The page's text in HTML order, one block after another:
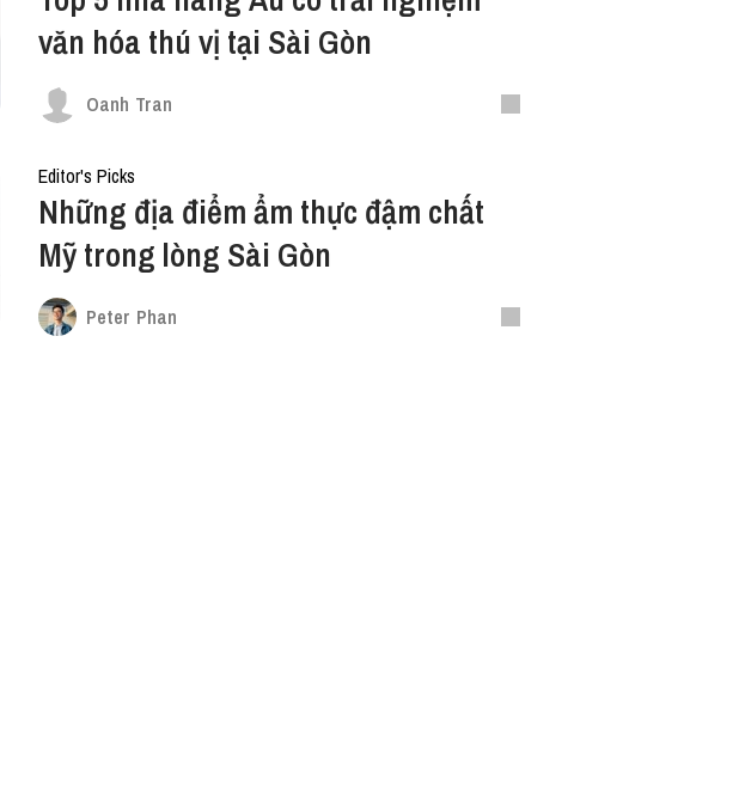
văn hóa thú vị tại Sài Gòn
Oanh Tran
Editor's Picks
Những địa điểm ẩm thực đậm chất
Mỹ trong lòng Sài Gòn
Peter Phan